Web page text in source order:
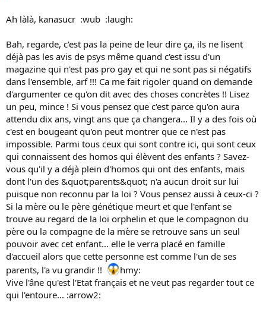
un enfant ne sera pas destabilisé au point de foutre sa vie en l'air
comme j'ai pu le lire plus haut il y a des études de faites alors avant
dreams a mis plein de lien sur le sujet dans l'ancien forum allez y
faire un tour....
Ah làlà, kanasucr :wub :laugh:
Bah, regarde, c'est pas la peine de leur dire ça, ils ne lisent
déjà pas les avis de psys même quand c'est issu d'un
magazine qui n'est pas pro gay et qui ne sont pas si négatifs
dans l'ensemble, arf !!! Ca me fait rigoler quand on demande
d'argumenter ce qu'on dit avec des choses concrètes !! Lisez
un peu, mince ! Si vous pensez que c'est parce qu'on aura
attendu dix ans, vingt ans que ça changera... Il y a des fois où
c'est en bougeant qu'on peut montrer que ce n'est pas
impossible. Parmi tous ceux qui sont contre ici, qui sont ceux
qui connaissent des homos qui élèvent des enfants ? Savez-
vous qu'il y a déjà plein d'homos qui ont des enfants, mais
dont l'un des &quot;parents&quot; n'a aucun droit sur lui
puisque non reconnu par la loi ? Vous pensez aussi à ceux-ci ?
Si la mère ou le père génétique meurt et que l'enfant se
trouve au regard de la loi orphelin et que le compagnon du
père ou la compagne de la mère se retrouve sans un seul
pouvoir avec cet enfant... elle le verra placé en famille
d'accueil alors que cette personne est comme l'un de ses
parents, l'a vu grandir !!
hmy:
Vive l'âne qu'est l'Etat français et ne veut pas regarder tout ce
qui l'entoure... :arrow2: